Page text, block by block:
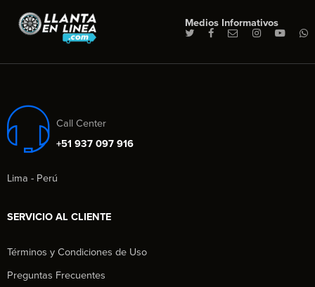
Medios Informativos
Call Center
+51 937 097 916
Lima - Perú
SERVICIO AL CLIENTE
Términos y Condiciones de Uso
Preguntas Frecuentes